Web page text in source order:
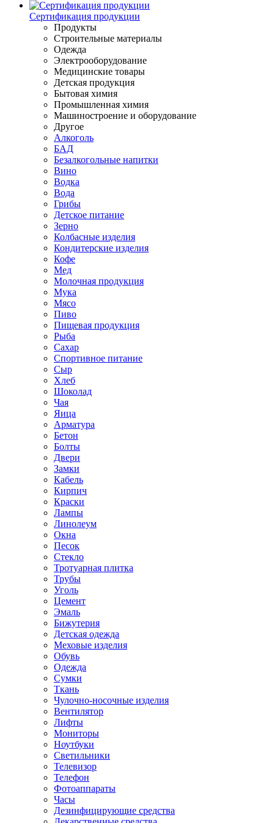
Сертификация продукции
Продукты
Строительные материалы
Одежда
Электрооборудование
Медицинские товары
Детская продукция
Бытовая химия
Промышленная химия
Машиностроение и оборудование
Другое
Алкоголь
БАД
Безалкогольные напитки
Вино
Водка
Вода
Грибы
Детское питание
Зерно
Колбасные изделия
Кондитерские изделия
Кофе
Мед
Молочная продукция
Мука
Мясо
Пиво
Пищевая продукция
Рыба
Сахар
Спортивное питание
Сыр
Хлеб
Шоколад
Чая
Яица
Арматура
Бетон
Болты
Двери
Замки
Кабель
Кирпич
Краски
Лампы
Линолеум
Окна
Песок
Стекло
Тротуарная плитка
Трубы
Уголь
Цемент
Эмаль
Бижутерия
Детская одежда
Меховые изделия
Обувь
Одежда
Сумки
Ткань
Чулочно-носочные изделия
Вентилятор
Лифты
Мониторы
Ноутбуки
Светильники
Телевизор
Телефон
Фотоаппараты
Часы
Дезинфицирующие средства